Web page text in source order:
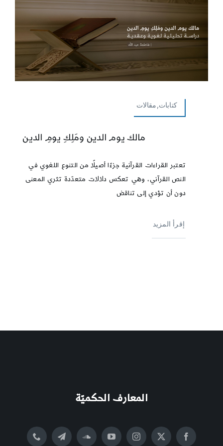
كتابات,مقالات
مالك يوم الدين ومَلِكِ يومِ الدين
تعتبر القراءات القرآنية جزءًا أصيلًا من التنوع اللغوي في
النص القرآني، وهي تعكس دلالات متعدّدة تثري المعنى
دون أن تؤدي إلى تناقض
إقرأ المزيد
المعارف الحكميّة